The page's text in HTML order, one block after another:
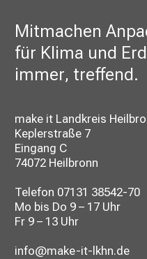
Mitmachen
für Klima und
immer, treffend.
make it Landkreis
Keplerstraße 7
Eingang C
74072 Heilbronn
Telefon 07131 38542-70
Mo bis Do 9 – 17 Uhr
Fr 9 – 13 Uhr
info@make-it-lkhn.de